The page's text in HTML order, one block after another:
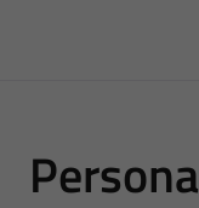
Persona